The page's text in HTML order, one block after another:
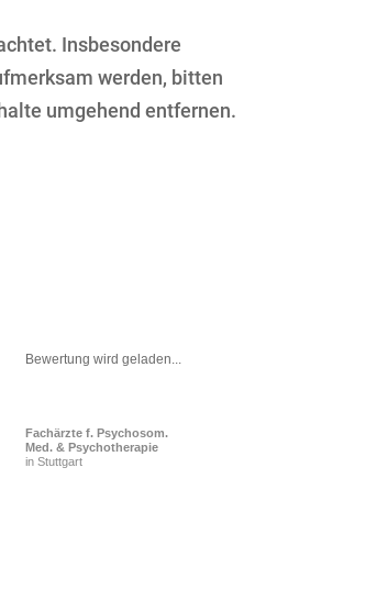
Insbesondere
werden, bitten
umgehend entfernen.
Bewertung wird geladen...
Fachärzte f. Psychosom.
Med. & Psychotherapie
in Stuttgart